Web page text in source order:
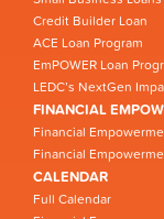
Credit Builder Loan
ACE Loan Program
EmPOWER Loan
LEDC’s NextGen
FINANCIAL
Financial
Financial
CALENDAR
Full Calendar